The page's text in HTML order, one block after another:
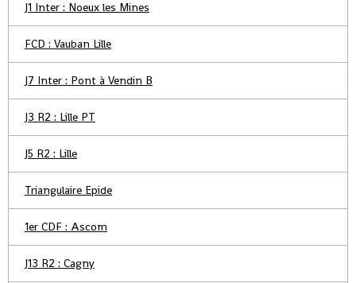
J1 Inter : Noeux les Mines
FCD : Vauban Lille
J7 Inter : Pont à Vendin B
J3 R2 : Lille PT
J5 R2 : Lille
Triangulaire Epide
1er CDF : Ascom
J13 R2 : Cagny